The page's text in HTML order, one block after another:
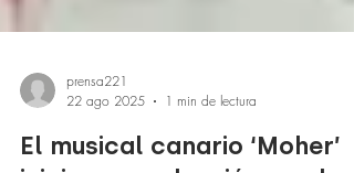
22 ago 2025
1 min de lectura